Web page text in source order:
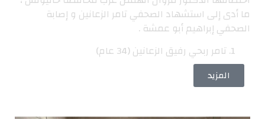
ما أدى إلى استشهاد الصحفي تامر الزعانين و إصابة
الصحفي إبراهيم أبو عمشة .
تامر ربحي رفيق الزعانين (34 عام)
المزيد